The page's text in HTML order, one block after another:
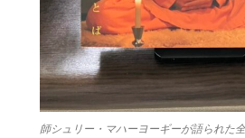
師シュリー・マハーヨーギーが語られた